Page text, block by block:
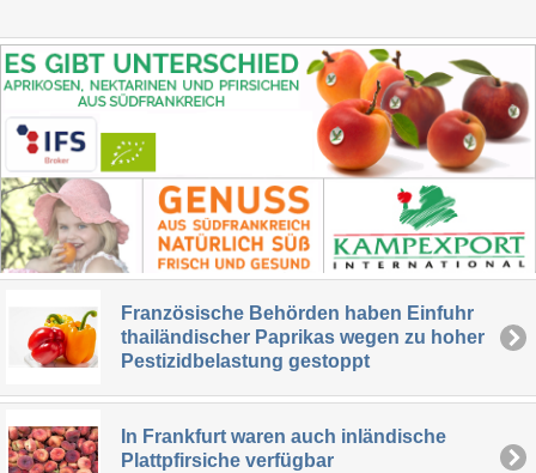
Französische Behörden haben Einfuhr
thailändischer Paprikas wegen zu hoher
Pestizidbelastung gestoppt
In Frankfurt waren auch inländische
Plattpfirsiche verfügbar